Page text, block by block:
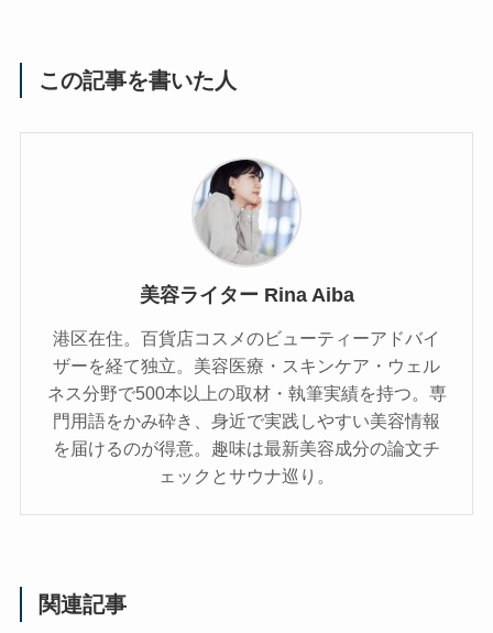
この記事を書いた人
美容ライター Rina Aiba
港区在住。百貨店コスメのビューティーアドバイ
ザーを経て独立。美容医療・スキンケア・ウェル
ネス分野で500本以上の取材・執筆実績を持つ。専
門用語をかみ砕き、⾝近で実践しやすい美容情報
を届けるのが得意。趣味は最新美容成分の論文チ
ェックとサウナ巡り。
関連記事